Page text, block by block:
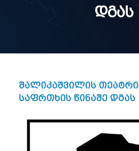
დგას
შალიკაშვილის თეატრი
საფრთხის წინაშე დგას